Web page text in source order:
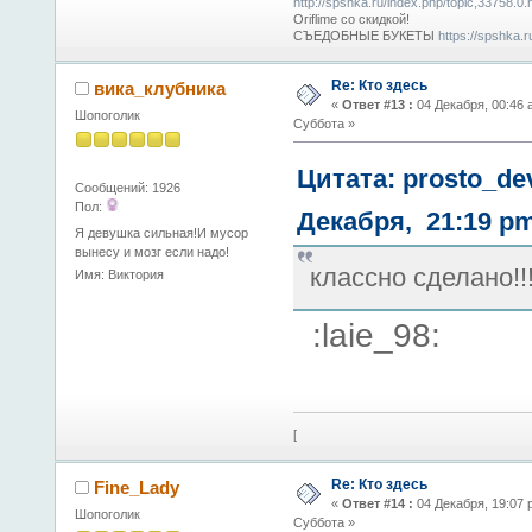
Oriflime со скидкой!
СЪЕДОБНЫЕ БУКЕТЫ https://
вика_клубника
Шопоголик
Сообщений: 1926
Пол:
Я девушка сильная!И мусор
вынесу и мозг если надо!
Имя: Виктория
Re: Кто здесь
« Ответ #13 : 04 Декабря, 00:46
Суббота »
Цитата:
Декабря, 21:19
классно
:laie_98:
[
Fine_Lady
Шопоголик
Re: Кто здесь
« Ответ #14 : 04 Декабря, 19:07
Суббота »